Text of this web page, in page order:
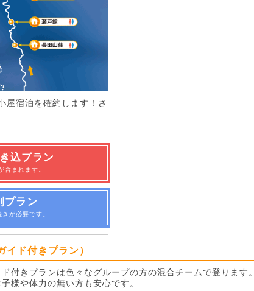
屋宿泊を確約します！さ
込プラン
含まれます。
プラン
が必要です。
イド付きプラン）
付きプランは色々なグループの方の混合チームで登ります
様や体力の無い方も安心です。